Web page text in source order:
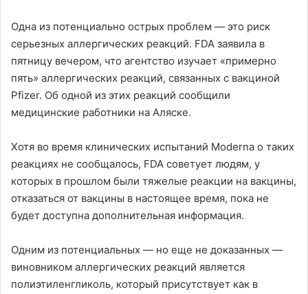
Одна из потенциально острых проблем — это риск
серьезных аллергических реакций. FDA заявила в
пятницу вечером, что агентство изучает «примерно
пять» аллергических реакций, связанных с вакциной
Pfizer. Об одной из этих реакций сообщили
медицинские работники на Аляске.
Хотя во время клинических испытаний Moderna о таких
реакциях не сообщалось, FDA советует людям, у
которых в прошлом были тяжелые реакции на вакцины,
отказаться от вакцины в настоящее время, пока не
будет доступна дополнительная информация.
Одним из потенциальных — но еще не доказанных —
виновником аллергических реакций является
полиэтиленгликоль, который присутствует как в